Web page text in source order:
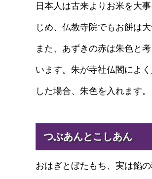
日本人は古来よりお米を大
じめ、仏教寺院でもお餅は
また、あずきの赤は朱色と
います。朱が寺社仏閣によ
した場合、朱色を入れます。
つぶあんとこしあん
おはぎとぼたもち、実は餡